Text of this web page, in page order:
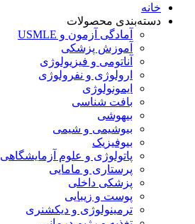
خانه
دسته‌بندی محصولات
آمادگی آزمون و USMLE
آموزش پزشکی
آناتومی و فیزیولوژی
ارولوژی و نفرولوژی
ایمونولوژی
بافت شناسی
بیهوشی
بیوشیمی و شیمی
بیوفیزیک
پاتولوژی و علوم آزمایشگاهی
پرستاری و مامایی
پزشکی داخلی
پوست و زیبایی
ترمینولوژی و دیکشنری